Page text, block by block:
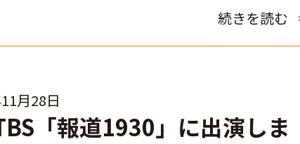
続きを読む
月28日
「報道1930」に出演しま